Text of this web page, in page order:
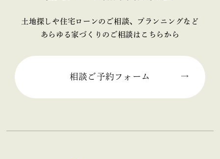
土地探しや住宅ローンのご相談、プランニングなど
あらゆる家づくりのご相談はこちらから
相談ご予約フォーム